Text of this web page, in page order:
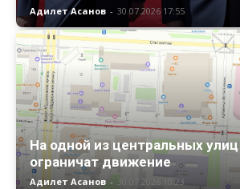
Адилет Асанов - 30.07.2026 17:55
На одной из центральных
ограничат движение
Адилет Асанов - 30.07.2026 10:23